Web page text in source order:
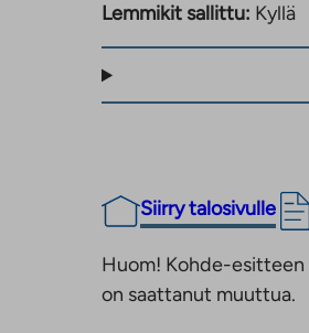
Lemmikit sallittu: Kyllä
Siirry talosivulle
Huom! Kohde-
on saattanut muuttua.